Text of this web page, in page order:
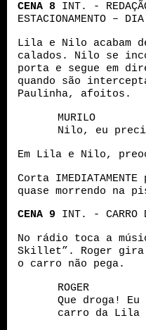
CENA 8 INT. -
ESTACIONAMENTO – DIA
Lila e Nilo acabam
calados. Nilo se
porta e segue em
quando são
Paulinha, afoitos.
MURILO
Nilo, eu
Em Lila e Nilo,
Corta
quase morrendo na
CENA 9 INT. - CARRO
No rádio toca a
Skillet”. Roger gira
o carro não pega.
ROGER
Que droga!
carro da Lila